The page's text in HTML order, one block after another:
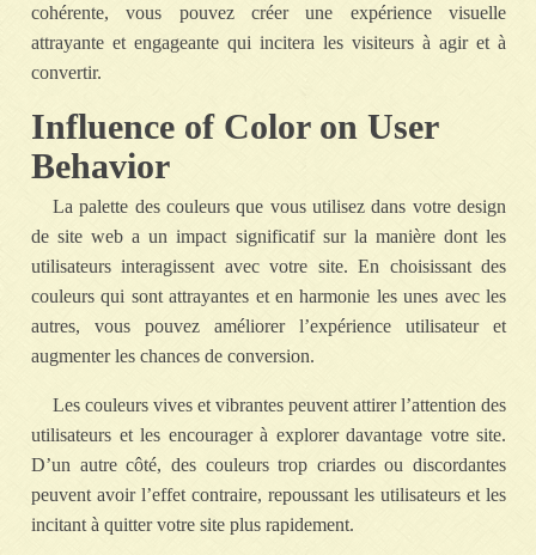
cohérente, vous pouvez créer une expérience visuelle
attrayante et engageante qui incitera les visiteurs à agir et à
convertir.
Influence of Color on User
Behavior
La palette des couleurs que vous utilisez dans votre design
de site web a un impact significatif sur la manière dont les
utilisateurs interagissent avec votre site. En choisissant des
couleurs qui sont attrayantes et en harmonie les unes avec les
autres, vous pouvez améliorer l’expérience utilisateur et
augmenter les chances de conversion.
Les couleurs vives et vibrantes peuvent attirer l’attention des
utilisateurs et les encourager à explorer davantage votre site.
D’un autre côté, des couleurs trop criardes ou discordantes
peuvent avoir l’effet contraire, repoussant les utilisateurs et les
incitant à quitter votre site plus rapidement.